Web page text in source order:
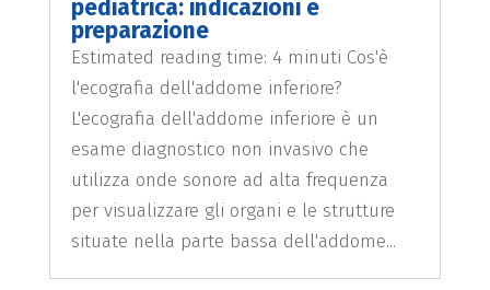
pediatrica: indicazioni e
preparazione
Estimated reading time: 4 minuti Cos'è
l'ecografia dell'addome inferiore?
L'ecografia dell'addome inferiore è un
esame diagnostico non invasivo che
utilizza onde sonore ad alta frequenza
per visualizzare gli organi e le strutture
situate nella parte bassa dell'addome...